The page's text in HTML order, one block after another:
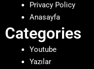
Privacy Policy
Anasayfa
Categories
Youtube
Yazılar